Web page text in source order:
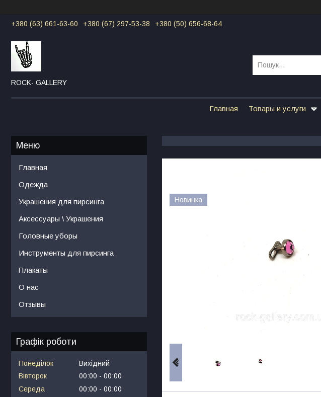
+380 (63) 661-63-60 +380 (67) 297-53-38 +380 (50) 656-68-64
ROCK- GALLERY
Главная Товары и услуги
Новинка
Главная
Одежда
Украшения для пирсинга
Аксессуары \ Украшения
Головные уборы
Инструменты для пирсинга
Плакаты
О нас
Отзывы
Графік роботи
Понеділок
Вихідний
Вівторок
00:00
00:00
Середа
00:00
00:00